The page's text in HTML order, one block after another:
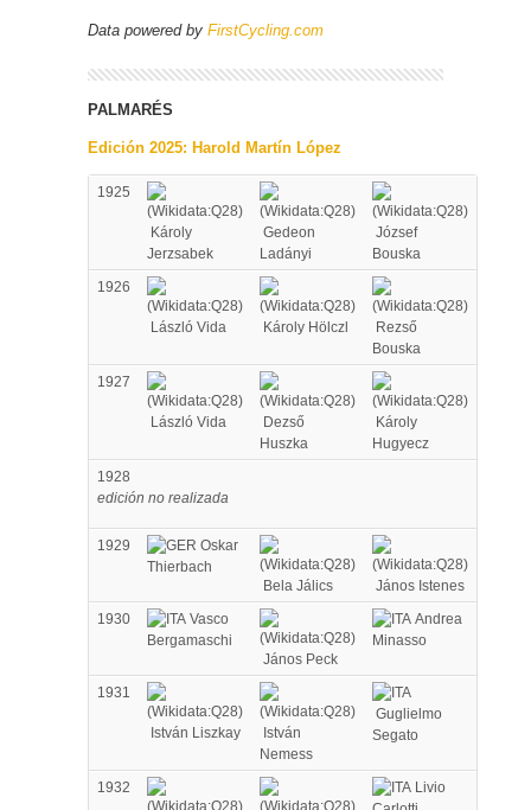
Data powered by FirstCycling.com
PALMARÉS
Edición 2025: Harold Martín López
1925
Károly
Jerzsabek
Gedeon
Ladányi
József
Bouska
1926
László Vida Károly Hölczl
Rezső
Bouska
1927
László Vida
Dezső
Huszka
Károly
Hugyecz
1928
edición no realizada
1929
Oskar
Thierbach
Bela Jálics
János Istenes
1930
Vasco
Bergamaschi
János Peck
Andrea
Minasso
1931
István Liszkay
István
Nemess
Guglielmo
Segato
1932
Livio